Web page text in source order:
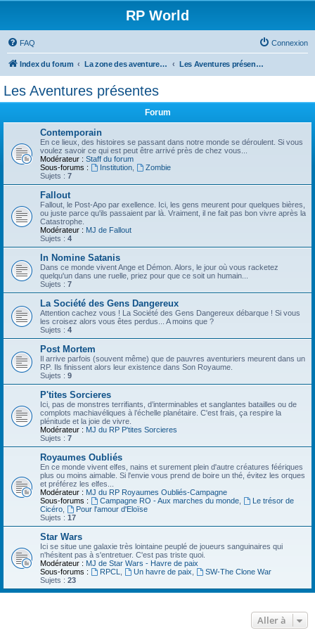
RP World
FAQ Connexion
Index du forum La zone des aventures - Forums RP Les Aventures présentes
Les Aventures présentes
Forum
Contemporain
En ce lieux, des histoires se passant dans notre monde se déroulent. Si vous
voulez savoir ce qui est peut être arrivé près de chez vous...
Modérateur : Staff du forum
Sous-forums :
Institution,
Zombie
Sujets : 7
Fallout
Fallout, le Post-Apo par exellence. Ici, les gens meurent pour quelques bières,
ou juste parce qu'ils passaient par là. Vraiment, il ne fait pas bon vivre après la
Catastrophe.
Modérateur : MJ de Fallout
Sujets : 4
In Nomine Satanis
Dans ce monde vivent Ange et Démon. Alors, le jour où vous racketez
quelqu'un dans une ruelle, priez pour que ce soit un humain...
Sujets : 7
La Société des Gens Dangereux
Attention cachez vous ! La Société des Gens Dangereux débarque ! Si vous
les croisez alors vous êtes perdus... A moins que ?
Sujets : 4
Post Mortem
Il arrive parfois (souvent même) que de pauvres aventuriers meurent dans un
RP. Ils finissent alors leur existence dans Son Royaume.
Sujets : 9
P'tites Sorcieres
Ici, pas de monstres terrifiants, d’interminables et sanglantes batailles ou de
complots machiavéliques à l’échelle planétaire. C'est frais, ça respire la
plénitude et la joie de vivre.
Modérateur : MJ du RP P'tites Sorcieres
Sujets : 7
Royaumes Oubliés
En ce monde vivent elfes, nains et surement plein d'autre créatures féériques
plus ou moins aimable. Si l'envie vous prend de boire un thé, évitez les orques
et préférez les elfes...
Modérateur : MJ du RP Royaumes Oubliés-Campagne
Sous-forums :
Campagne RO - Aux marches du monde,
Le trésor de
Cicéro
Pour l'amour d'Eloïse
Sujets : 17
Star Wars
Ici se situe une galaxie très lointaine peuplé de joueurs sanguinaires qui
n'hésitent pas à s'entretuer. C'est pas triste quoi.
Modérateur : MJ de Star Wars - Havre de paix
Sous-forums :
RPCL Un havre de paix
SW-The Clone War
Sujets : 23
Aller à